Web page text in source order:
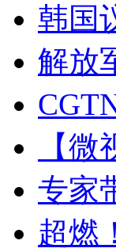
韩国
解放
【
专家
超燃